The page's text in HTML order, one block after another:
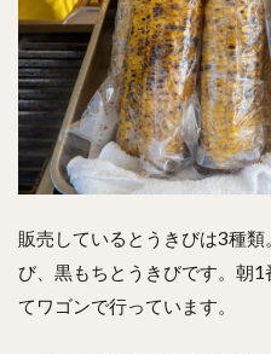
販売しているとうきびは3種
び、黒もちとうきびです。朝
てワゴンで行っています。